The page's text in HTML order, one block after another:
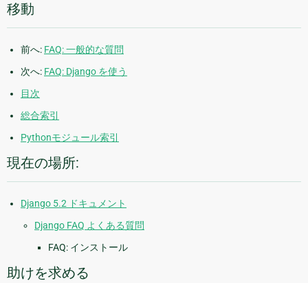
移動
前へ: FAQ: 一般的な質問
次へ: FAQ: Django を使う
目次
総合索引
Pythonモジュール索引
現在の場所:
Django 5.2 ドキュメント
Django FAQ よくある質問
FAQ: インストール
助けを求める